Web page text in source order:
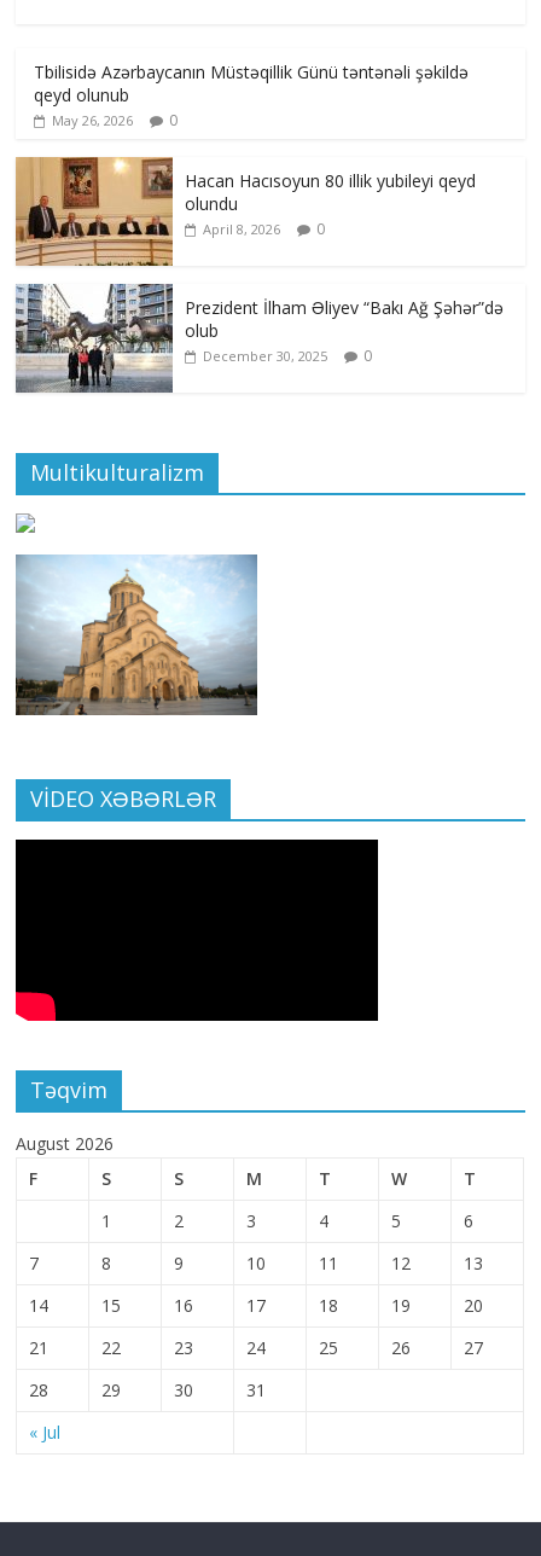
Tbilisidə Azərbaycanın Müstəqillik Günü təntənəli şəkildə
qeyd olunub
May 26, 2026 0
Hacan Hacısoyun 80 illik yubileyi qeyd
olundu
April 8, 2026 0
Prezident İlham Əliyev “Bakı Ağ Şəhər”də
olub
December 30, 2025 0
Multikulturalizm
VİDEO XƏBƏRLƏR
Təqvim
August 2026
F
S S M T W T
« Jul
1 2 3 4 5
6
7
8 9 10 11 12
13
14
15 16 17 18 19
20
21
22 23 24 25 26
27
28
29 30 31